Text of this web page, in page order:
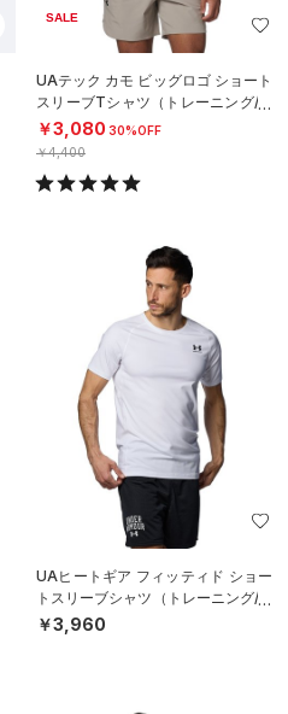
SALE
UAテック カモ ビッグロゴ ショート
スリーブTシャツ（トレーニング/M
EN）
￥3,080 30%OFF
￥4,400
UAヒートギア フィッティド ショー
トスリーブシャツ（トレーニング/M
EN）
￥3,960